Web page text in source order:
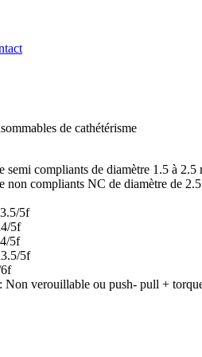
de cathétérisme
semi compliants de diamètre 1.5 à
non compliants NC de diamètre de
5f
5f
5f
5f
Non verouillable ou push- pull +